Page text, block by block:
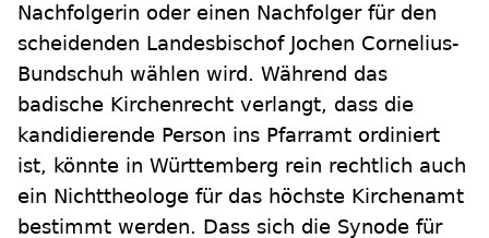
Nachfolgerin oder einen Nachfolger für den
scheidenden Landesbischof Jochen Cornelius-
Bundschuh wählen wird. Während das
badische Kirchenrecht verlangt, dass die
kandidierende Person ins Pfarramt ordiniert
ist, könnte in Württemberg rein rechtlich auch
ein Nichttheologe für das höchste Kirchenamt
bestimmt werden. Dass sich die Synode für